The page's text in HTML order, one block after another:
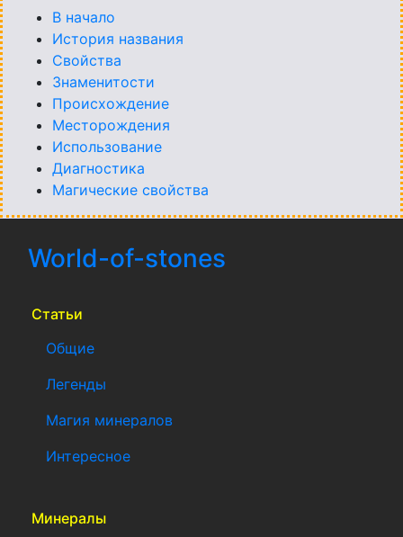
В начало
История названия
Свойства
Знаменитости
Происхождение
Месторождения
Использование
Диагностика
Магические свойства
World-of-stones
Статьи
Общие
Легенды
Магия минералов
Интересное
Минералы